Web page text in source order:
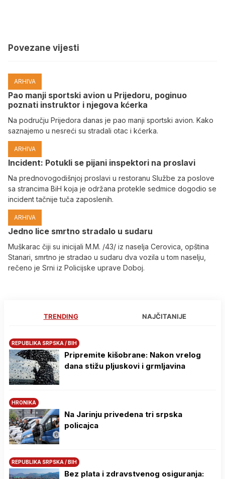
Povezane vijesti
ARHIVA
Pao manji sportski avion u Prijedoru, poginuo
poznati instruktor i njegova kćerka
Na području Prijedora danas je pao manji sportski avion. Kako
saznajemo u nesreći su stradali otac i kćerka.
ARHIVA
Incident: Potukli se pijani inspektori na proslavi
Na prednovogodišnjoj proslavi u restoranu Službe za poslove
sa strancima BiH koja je održana protekle sedmice dogodio se
incident tačnije tuča zaposlenih.
ARHIVA
Јedno lice smrtno stradalo u sudaru
Muškarac čiji su inicijali M.M. /43/ iz naselja Cerovica, opština
Stanari, smrtno je stradao u sudaru dva vozila u tom naselju,
rečeno je Srni iz Policijske uprave Doboj.
TRENDING NAJČITANIJE
REPUBLIKA SRPSKA / BIH
Pripremite kišobrane: Nakon vrelog
dana stižu pljuskovi i grmljavina
HRONIKA
Na Јarinju privedena tri srpska
policajca
REPUBLIKA SRPSKA / BIH
Bez plata i zdravstvenog osiguranja: